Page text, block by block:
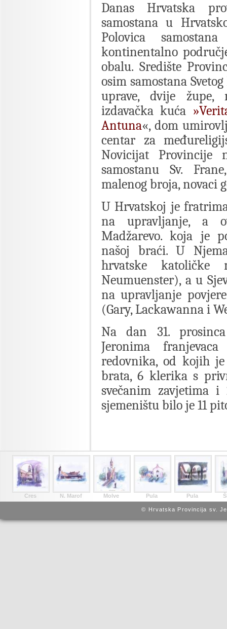
Danas Hrvatska
samostana u
Polovica
kontinentalno
obalu. Središte
osim samostana
uprave, dvije župe,
izdavačka kuća
Antuna«, dom
centar za
Novicijat Provincije
samostanu Sv.
malenog broja, novaci
U Hrvatskoj je
na upravljanje, a
Madžarevo. koja je
našoj braći. U
hrvatske katoličke
Neumuenster), a u
na upravljanje
(Gary, Lackawanna i
Na dan 31.
Jeronima
redovnika, od kojih
brata, 6 klerika s
svečanim zavjetima
sjemeništu bilo je 11
Cres N. Marof Molve Pula Pula
© Hrvatska Provincija sv.